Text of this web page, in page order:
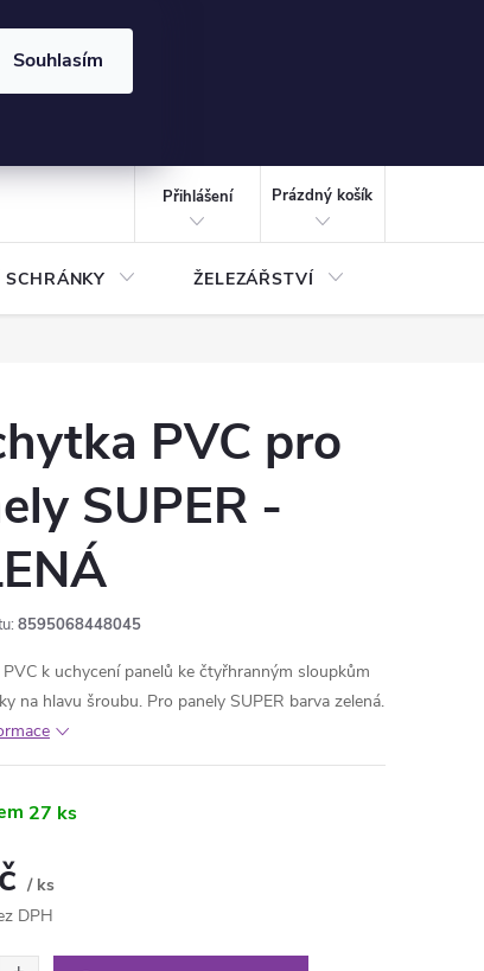
LÉTO2026
Souhlasím
Přihlášení
KOŠÍK
Prázdný košík
ŽELEZÁŘSTVÍ
PVC pro
SUPER -
8595068448045
k uchycení panelů ke čtyřhranným sloupkům
na hlavu šroubu. Pro panely SUPER barva zelená.
27 ks
/ ks
DPH